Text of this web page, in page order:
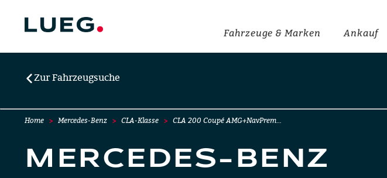
Fahrzeuge & Marken Ankauf
Zur Fahrzeugsuche
Home Mercedes-Benz CLA-Klasse CLA 200 Coupé AMG+NavPrem…
MERCEDES-BENZ